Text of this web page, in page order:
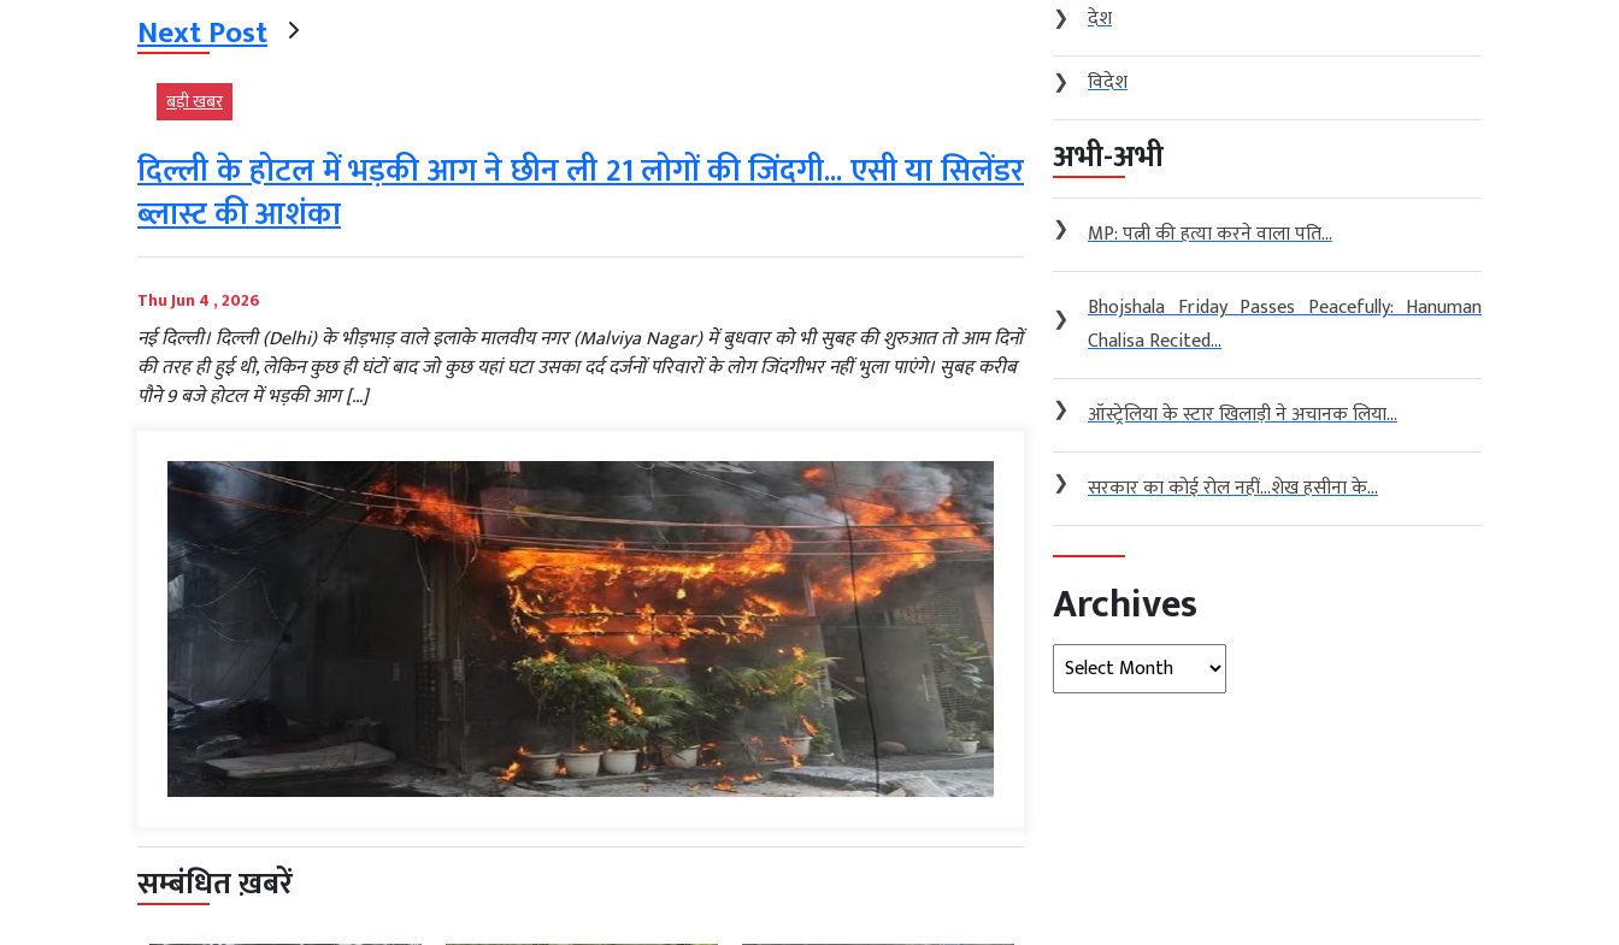
Next Post
बड़ी खबर
दिल्ली के होटल में भड़की आग ने छीन ली 21 लोगों की जिंदगी... एसी या सिलेंडर
ब्लास्ट की आशंका
Thu Jun 4 , 2026
नई दिल्ली। दिल्ली (Delhi) के भीड़भाड़ वाले इलाके मालवीय नगर (Malviya Nagar) में बुधवार को भी सुबह की शुरुआत तो आम दिनों
की तरह ही हुई थी, लेकिन कुछ ही घंटों बाद जो कुछ यहां घटा उसका दर्द दर्जनों परिवारों के लोग जिंदगीभर नहीं भुला पाएंगे। सुबह करीब
पौने 9 बजे होटल में भड़की आग […]
सम्बंधित ख़बरें
❯
देश
❯
विदेश
अभी-अभी
❯ MP: पत्नी की हत्या करने वाला पति...
❯
Bhojshala Friday Passes Peacefully: Hanuman
Chalisa Recited...
❯ ऑस्ट्रेलिया के स्टार खिलाड़ी ने अचानक लिया...
❯ सरकार का कोई रोल नहीं…शेख हसीना के...
Archives
Archives